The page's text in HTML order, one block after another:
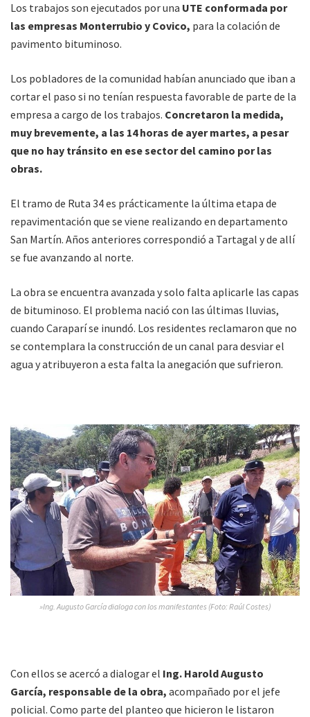
Los trabajos son ejecutados por una UTE conformada por
las empresas Monterrubio y Covico, para la colación de
pavimento bituminoso.
Los pobladores de la comunidad habían anunciado que iban a
cortar el paso si no tenían respuesta favorable de parte de la
empresa a cargo de los trabajos. Concretaron la medida,
muy brevemente, a las 14 horas de ayer martes, a pesar
que no hay tránsito en ese sector del camino por las
obras.
El tramo de Ruta 34 es prácticamente la última etapa de
repavimentación que se viene realizando en departamento
San Martín. Años anteriores correspondió a Tartagal y de allí
se fue avanzando al norte.
La obra se encuentra avanzada y solo falta aplicarle las capas
de bituminoso. El problema nació con las últimas lluvias,
cuando Caraparí se inundó. Los residentes reclamaron que no
se contemplara la construcción de un canal para desviar el
agua y atribuyeron a esta falta la anegación que sufrieron.
»Ing. Augusto García dialoga con los manifestantes (Foto: Raúl Costes)
Con ellos se acercó a dialogar el Ing. Harold Augusto
García, responsable de la obra, acompañado por el jefe
policial. Como parte del planteo que hicieron le listaron